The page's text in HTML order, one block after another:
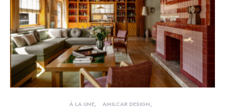
À LA UNE
AMILCAR DESIGN